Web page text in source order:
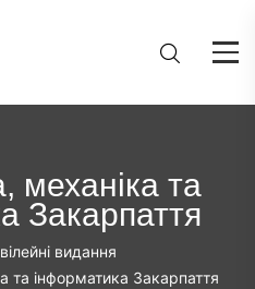
механіка та
Закарпаття
видання
та інформатика Закарпаття